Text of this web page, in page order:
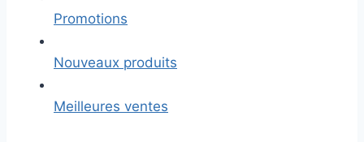
Promotions
Nouveaux produits
Meilleures ventes